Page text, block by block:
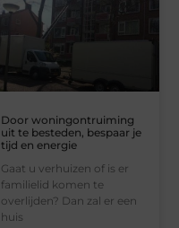
Door woningontruiming
uit te besteden, bespaar je
tijd en energie
Gaat u verhuizen of is er
familielid komen te
overlijden? Dan zal er een
huis